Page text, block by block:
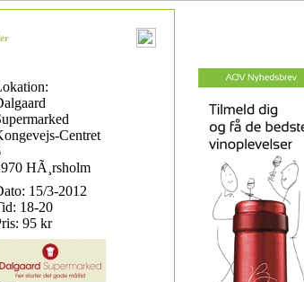
Centret
HÃ¸rsholm
15/3-2012
18-20
95 kr